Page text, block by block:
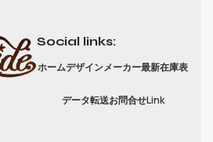
Social links:
ホームデザインメーカー最新在庫表
データ転送お問合せLink